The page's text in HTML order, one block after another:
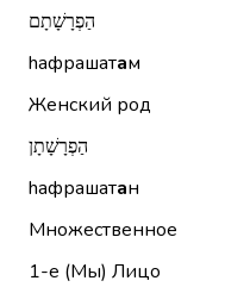
הַפְרָשָׁתָם
hафрашатам
Женский род
הַפְרָשָׁתָן
hафрашатан
Множественное
1-е (Мы) Лицо